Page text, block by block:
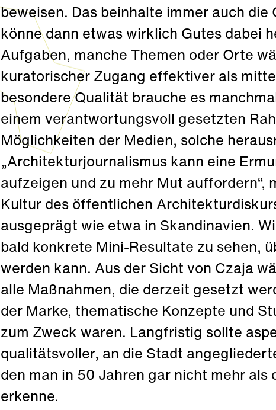
beweisen. Das beinhalte immer auch
könne dann etwas wirklich Gutes dabei
Aufgaben, manche Themen oder Orte
kuratorischer Zugang effektiver als
besondere Qualität brauche es
einem verantwortungsvoll gesetzten
Möglichkeiten der Medien, solche
„Architekturjournalismus kann eine
aufzeigen und zu mehr Mut auffordern“,
Kultur des öffentlichen
ausgeprägt wie etwa in Skandinavien.
bald konkrete Mini-Resultate zu sehen,
werden kann. Aus der Sicht von Czaja
alle Maßnahmen, die derzeit gesetzt
der Marke, thematische Konzepte und
zum Zweck waren. Langfristig sollte
qualitätsvoller, an die Stadt
den man in 50 Jahren gar nicht mehr als
erkenne.